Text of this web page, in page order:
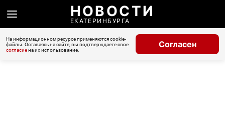
НОВОСТИ
ЕКАТЕРИНБУРГА
На информационном ресурсе применяются cookie-
файлы. Оставаясь на сайте, вы подтверждаете свое
согласиена их использование.
Согласен